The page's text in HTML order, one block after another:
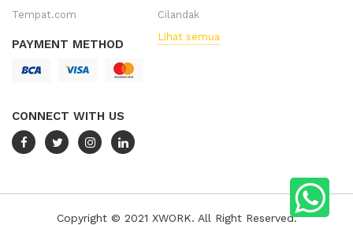
Tempat.com
PAYMENT METHOD
CONNECT WITH US
Cilandak
Lihat semua
Copyright © 2021 XWORK. All Right Reserved.